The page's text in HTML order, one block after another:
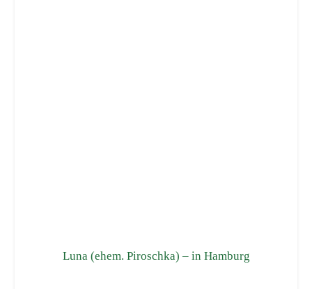
Luna (ehem. Piroschka) – in Hamburg